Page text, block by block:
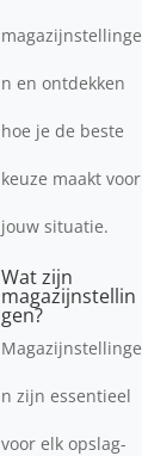
magazijnstellinge
n en ontdekken
hoe je de beste
keuze maakt voor
jouw situatie.
Wat zijn
magazijnstellin
gen?
Magazijnstellinge
n zijn essentieel
voor elk opslag-